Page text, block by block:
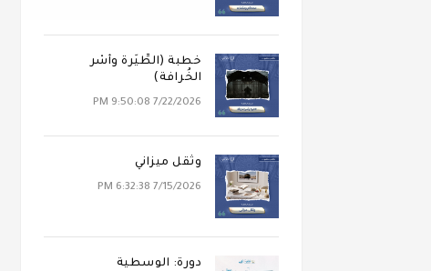
خطبة (الطِّيَرة وأَسْر
الخُرافة)
7/22/2026 9:50:08 PM
وثقل ميزاني
7/15/2026 6:32:38 PM
دورة: الوسطية